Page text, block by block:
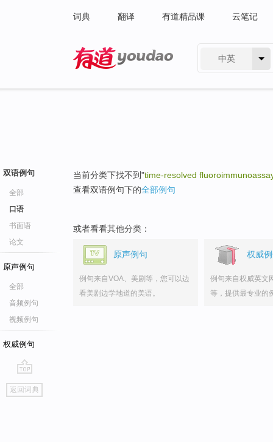
词典 翻译 有道精品课 云笔记
中英
双语例句
全部
口语
书面语
论文
原声例句
全部
音频例句
视频例句
权威例句
go
top
返回词典
当前分类下找不到"time-resolved
查看双语例句下的全部例句
或者看看其他分类：
原声例句
例句来自VOA、美剧等，您可以边
看美剧边学地道的美语。
权威
例句来自权威英文
等，提供最专业的